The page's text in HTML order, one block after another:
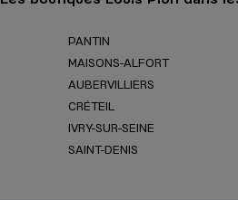
PANTIN
MAISONS-ALFORT
AUBERVILLIERS
CRÉTEIL
IVRY-SUR-SEINE
SAINT-DENIS